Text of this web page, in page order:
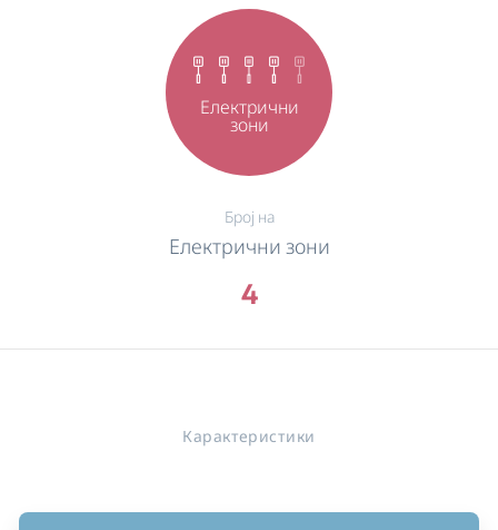
Електрични
зони
Број на
Електрични зони
4
Карактеристики